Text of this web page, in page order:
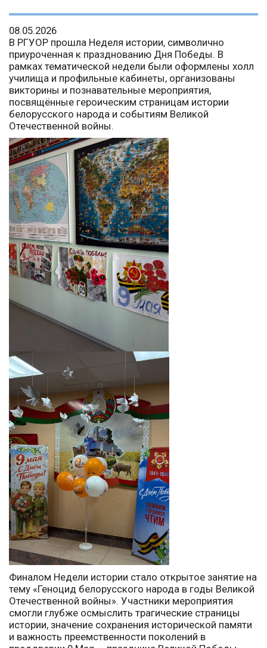
08.05.2026
В РГУОР прошла Неделя истории, символично
приуроченная к празднованию Дня Победы. В
рамках тематической недели были оформлены холл
училища и профильные кабинеты, организованы
викторины и познавательные мероприятия,
посвящённые героическим страницам истории
белорусского народа и событиям Великой
Отечественной войны.
Финалом Недели истории стало открытое занятие на
тему «Геноцид белорусского народа в годы Великой
Отечественной войны». Участники мероприятия
смогли глубже осмыслить трагические страницы
истории, значение сохранения исторической памяти
и важность преемственности поколений в